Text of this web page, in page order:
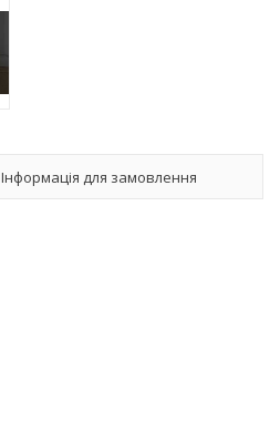
Інформація для замовлення